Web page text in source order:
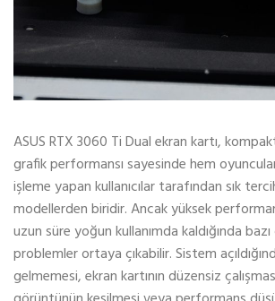
ASUS RTX 3060 Ti Dual ekran kartı,
grafik performansı sayesinde hem
işleme yapan kullanıcılar tarafından sık
modellerden biridir. Ancak yüksek
uzun süre yoğun kullanımda kaldığında
problemler ortaya çıkabilir. Sistem
gelmemesi, ekran kartının düzensiz